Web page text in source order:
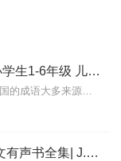
《成语故事》精选100篇 | 小学生1-6年级 儿童课外读物
成语是了解中国传统文化的桥梁中国的成语大多来源于寓言神话、历史典故、民间故事，这些形式短小的固定词组承载着许多的传统文化。孩子通过学习成语，能够了解到中国的历史...
《哈利·波特》1-7部精品中文有声书全集| J.K.罗琳原著，光合积木演播